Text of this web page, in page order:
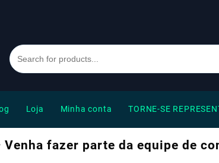
Loja Minha conta TORNE-SE
fazer parte da equipe de